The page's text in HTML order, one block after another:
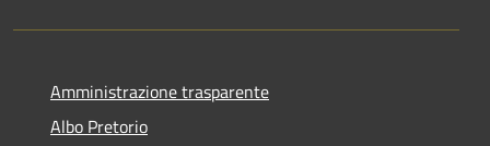
Amministrazione trasparente
Albo Pretorio